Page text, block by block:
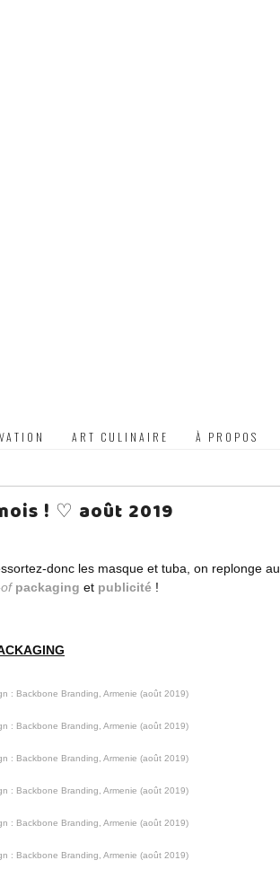
ART CULINAIRE À PROPOS
! ♡ août 2019
donc les masque et tuba, on replonge au
packaging et publicité !